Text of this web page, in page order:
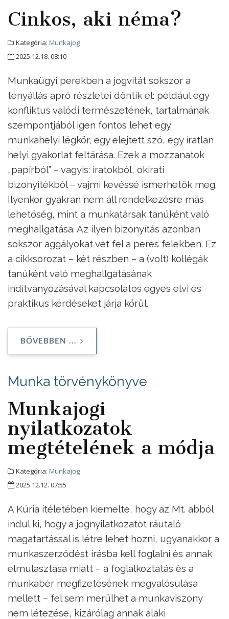
Cinkos, aki néma?
Kategória: Munkajog
2025.12.18. 08:10
Munkaügyi perekben a jogvitát sokszor a
tényállás apró részletei döntik el: például egy
konfliktus valódi természetének, tartalmának
szempontjából igen fontos lehet egy
munkahelyi légkör, egy elejtett szó, egy íratlan
helyi gyakorlat feltárása. Ezek a mozzanatok
„papírból” – vagyis: iratokból, okirati
bizonyítékból – vajmi kevéssé ismerhetők meg.
Ilyenkor gyakran nem áll rendelkezésre más
lehetőség, mint a munkatársak tanúként való
meghallgatása. Az ilyen bizonyítás azonban
sokszor aggályokat vet fel a peres felekben. Ez
a cikksorozat – két részben – a (volt) kollégák
tanúként való meghallgatásának
indítványozásával kapcsolatos egyes elvi és
praktikus kérdéseket járja körül.
BŐVEBBEN ...
Munka törvénykönyve
Munkajogi
nyilatkozatok
megtételének a módja
Kategória: Munkajog
2025.12.12. 07:55
A Kúria ítéletében kiemelte, hogy az Mt. abból
indul ki, hogy a jognyilatkozatot ráutaló
magatartással is létre lehet hozni, ugyanakkor a
munkaszerződést írásba kell foglalni és annak
elmulasztása miatt – a foglalkoztatás és a
munkabér megfizetésének megvalósulása
mellett – fel sem merülhet a munkaviszony
nem létezése, kizárólag annak alaki